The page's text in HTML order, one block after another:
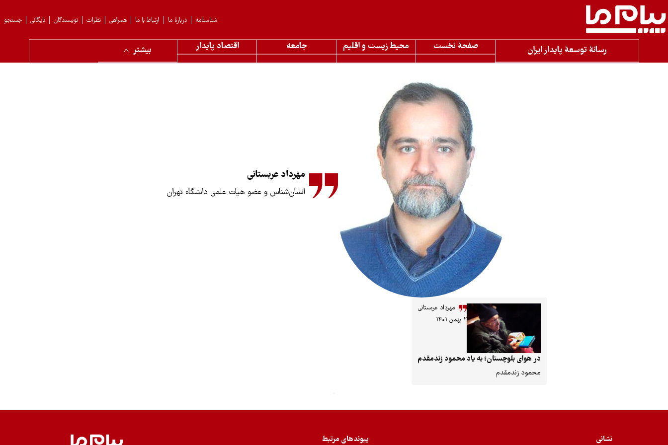
جستجو بایگانی نویسندگان نظرات همراهی ارتباط با ما دربارهٔ ما شناسنامه
رسانۀ توسعۀ پایدار ایران صفحۀ نخست محیط زیست و اقلیم جامعه اقتصاد پایدار بیشتر
مهرداد عربستانی
انسان‌شناس و عضو هیات علمی دانشگاه تهران
مهرداد عربستانی
۲ بهمن ۱۴۰۱
در هوای بلوچستان؛ به یاد محمود زندمقدم
محمود زندمقدم
نشانی پیوندهای مرتبط